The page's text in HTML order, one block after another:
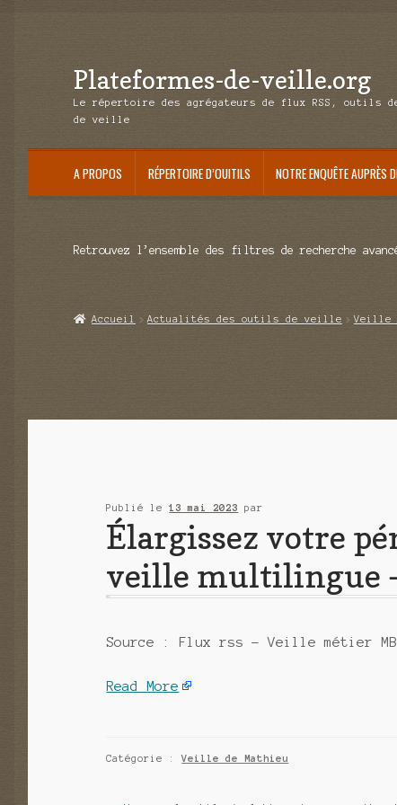
Aller
à
Aller
au
Plateformes-de-veille.org
Le répertoire des agrégateurs de flux RSS, outils
de veille
A PROPOS RÉPERTOIRE D’OUITILS NOTRE ENQUÊTE AUPRÈS
Retrouvez l’ensemble des filtres de recherche
Accueil Actualités des outils de veille Veille
Publié le13 mai 2023 par
Élargissez votre
veille multilingue
Source : Flux rss – Veille métier MB
Read More
Catégorie :Veille de Mathieu